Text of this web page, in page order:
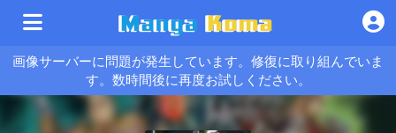
画像サーバーに問題が発生しています。修復に取り組んでいま
す。数時間後に再度お試しください。